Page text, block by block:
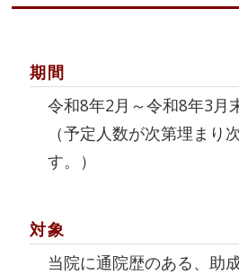
期間
令和8年2月～令和8年3月
（予定人数が次第埋まり
す。）
対象
当院に通院歴のある、助